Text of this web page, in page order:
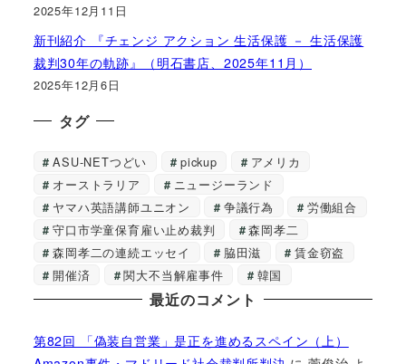
2025年12月11日
新刊紹介 『チェンジ アクション 生活保護 － 生活保護
裁判30年の軌跡』（明石書店、2025年11月）
2025年12月6日
タグ
ASU-NETつどい pickup
アメリカ
オーストラリア
ニュージーランド
ヤマハ英語講師ユニオン
争議行為
労働組合
守口市学童保育雇い止め裁判
森岡孝二
森岡孝二の連続エッセイ
脇田滋
賃金窃盗
開催済
関大不当解雇事件 韓国
最近のコメント
第82回 「偽装自営業」是正を進めるスペイン（上）